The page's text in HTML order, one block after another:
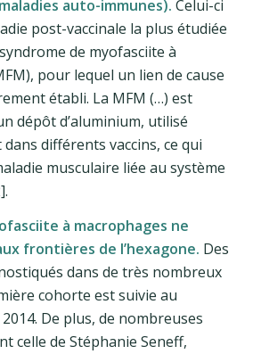
auto-immunes). Celui-ci
post-vaccinale la plus étudiée
de myofasciite à
pour lequel un lien de cause
établi. La MFM (…) est
dépôt d’aluminium, utilisé
différents vaccins, ce qui
musculaire liée au système
à macrophages ne
frontières de l’hexagone. Des
dans de très nombreux
cohorte est suivie au
De plus, de nombreuses
celle de Stéphanie Seneff,